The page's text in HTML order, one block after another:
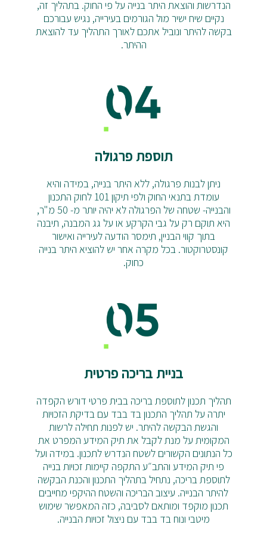
הנדרשות והוצאת היתר בנייה על פי החוק. בתהליך זה,
נקיים שיח ישיר מול הגורמים בעירייה, נגיש עבורכם
בקשה להיתר ונוביל אתכם לאורך התהליך עד להוצאת
ההיתר.
תוספת פרגולה
ניתן לבנות פרגולה, ללא היתר בנייה, במידה והיא
עומדת בתנאי החוק ולפי תיקון 101 לחוק התכנון
והבנייה-
שטחה של הפרגולה לא יהיה יותר מ- 50 מ"ר,
היא תוקם רק על גבי הקרקע או על גג המבנה, תיבנה
בתוך קווי הבניין, תימסר הודעה לעירייה ואישור
קונסטרוקטור. בכל מקרה אחר יש להוציא היתר בנייה
כחוק.
בניית בריכה פרטית
תהליך תכנון לתוספת בריכה בבית פרטי דורש הקפדה
יתרה על תהליך התכנון בד בבד עם בדיקת הזכויות
והגשת הבקשה להיתר. יש לפנות תחילה לרשות
המקומית על מנת לקבל את תיק המידע המפרט את
כל הנתונים הקשורים לשטח הנדרש לתכנון. במידה ועל
פי תיק המידע והתב״ע התקפה קיימות זכויות בנייה
לתוספת בריכה, נתחיל בתהליך התכנון והכנת הבקשה
להיתר הבנייה. עיצוב הבריכה והשטח ההיקפי מחייבים
תכנון מוקפד ומותאם לסביבה, כזה המאפשר שימוש
מיטבי ונוח בד בבד עם ניצול זכויות הבנייה.